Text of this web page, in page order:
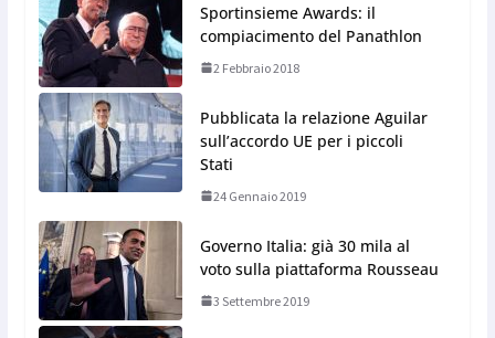
Sportinsieme Awards: il
compiacimento del Panathlon
2 Febbraio 2018
Pubblicata la relazione Aguilar
sull’accordo UE per i piccoli
Stati
24 Gennaio 2019
Governo Italia: già 30 mila al
voto sulla piattaforma Rousseau
3 Settembre 2019